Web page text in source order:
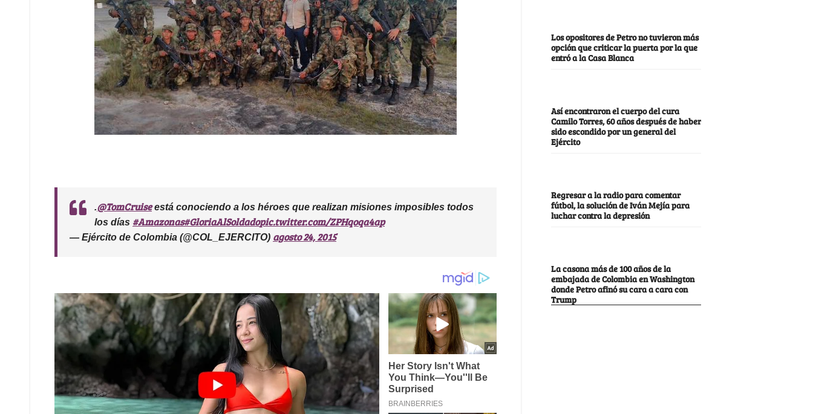
.@TomCruiseestá conociendo a los héroes que realizan misiones imposibles todos
los días #Amazonas#GloriaAlSoldadopic.twitter.com/ZPHqoqa4ap
— Ejército de Colombia (@COL_EJERCITO) agosto 24, 2015
Los opositores de Petro no tuvieron más
opción que criticar la puerta por la que
entró a la Casa Blanca
Así encontraron el cuerpo del cura
Camilo Torres, 60 años después de haber
sido escondido por un general del
Ejército
Regresar a la radio para comentar
fútbol, la solución de Iván Mejía para
luchar contra la depresión
La casona más de 100 años de la
embajada de Colombia en Washington
donde Petro afinó su cara a cara con
Trump